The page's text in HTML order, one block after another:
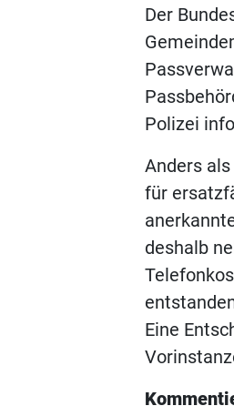
Der
Polizei
Anders
für
deshalb
Eine